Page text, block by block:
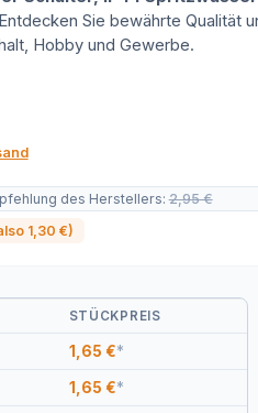
Sie bewährte Qualität
Hobby und Gewerbe.
des Herstellers:2,95 €
also 1,30 €)
STÜCKPREIS
1,65 €*
1,65 €*